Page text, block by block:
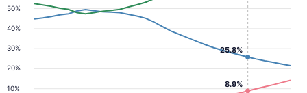
10%
20%
30%
40%
50%
25.8%
8.9%